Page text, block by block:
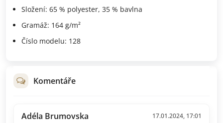
Složení: 65 % polyester, 35 % bavlna
Gramáž: 164 g/m²
Číslo modelu: 128
Komentáře
Adéla Brumovska 17.01.2024, 17:01